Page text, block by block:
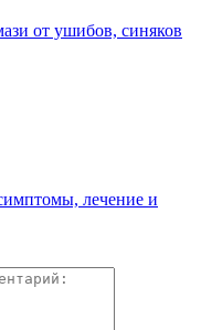
от ушибов, синяков
лечение и